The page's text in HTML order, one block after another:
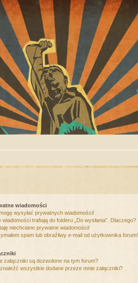
wiadomości
wysyłać prywatnych wiadomości!
wiadomości trafiają do folderu „Do wysłania”. Dlaczego?
niechciane prywatne wiadomości!
spam lub obraźliwy e-mail od użytkownika forum!
załączniki są dozwolone na tym forum?
wszystkie dodane przeze mnie załączniki?